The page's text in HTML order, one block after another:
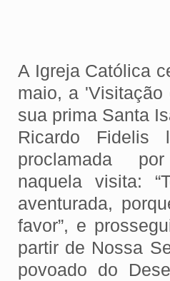
A Igreja Católica
maio, a
sua prima Santa
Ricardo Fidelis
proclamada
naquela visita:
aventurada,
favor”, e
partir de Nossa
povoado do